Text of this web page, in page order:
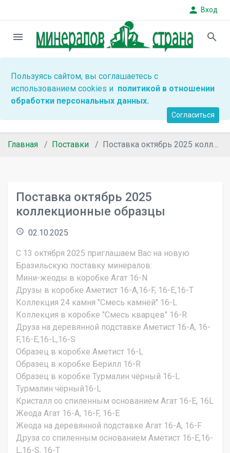
person Вход
menu search
Пользуясь сайтом, вы соглашаетесь с
использованием cookies и политикой в отношении
обработки персональных данных.
Согласиться
Главная Поставки Поставка октябрь 2025 коллекционные образцы
Поставка октябрь 2025
коллекционные образцы
access_time 02.10.2025
С 13 октября 2025 приглашаем Вас на новую
Бразильскую поставку минералов:
Мини-жеоды в коробке Агат 16-N
Друзы в коробке Аметист 16-A,16-F, 16-E,16-T
Коллекция 24 камня "Смесь камней" 16-L
Коллекция в коробке "Смесь кварцев" 16-R
Друза на деревянной подставке Аметист 16-A, 16-
F,16-E,16-L,16-S
Образец в коробке Аметист 16-L
Образец в коробке Берилл 16-R
Образец в коробке Турмалин чёрный 16-L
Турмалин чёрный16-L
Кристалл со спиленным основанием Агат 16-E, 16L
Жеода Агат 16-A, 16-F, 16-E
Жеода на деревянной подставке Агат 16-A, 16-F
Друза со спиленным основанием Аметист 16-E,16-
L,16-S, 16-T